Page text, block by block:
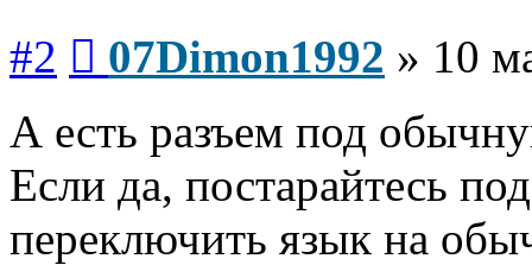
#2 07Dimon1992 » 10
А есть разъем под
Если да, постарайтесь
переключить язык на